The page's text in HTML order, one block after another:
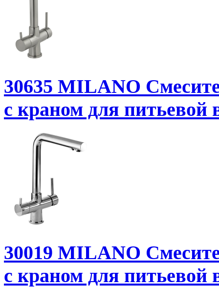
30635 MILANO
с краном для питьевой
30019 MILANO
с краном для питьевой